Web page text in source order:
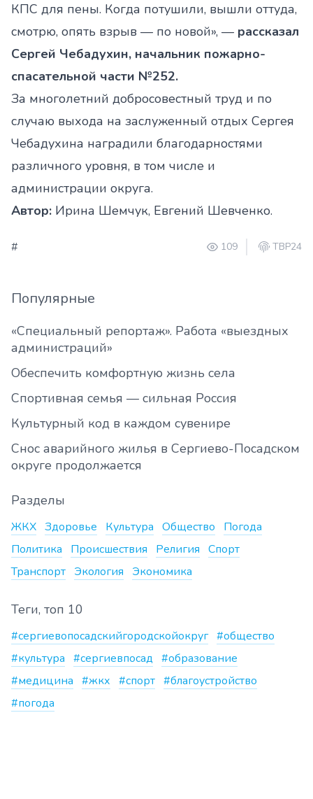
КПС для пены. Когда потушили, вышли оттуда,
смотрю, опять взрыв — по новой», — рассказал
Сергей Чебадухин, начальник пожарно-
спасательной части №252.
За многолетний добросовестный труд и по
случаю выхода на заслуженный отдых Сергея
Чебадухина наградили благодарностями
различного уровня, в том числе и
администрации округа.
Автор: Ирина Шемчук, Евгений Шевченко.
# 109 ТВР24
Популярные
«Специальный репортаж». Работа «выездных
администраций»
Обеспечить комфортную жизнь села
Спортивная семья — сильная Россия
Культурный код в каждом сувенире
Снос аварийного жилья в Сергиево-Посадском
округе продолжается
Разделы
ЖКХ Здоровье Культура Общество
Погода
Политика
Происшествия Религия Спорт
Транспорт Экология Экономика
Теги, топ 10
#сергиевопосадскийгородскойокруг #общество
#культура #сергиевпосад #образование
#медицина #жкх #спорт #благоустройство
#погода